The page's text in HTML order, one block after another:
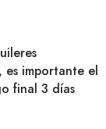
es importante el
final 3 días